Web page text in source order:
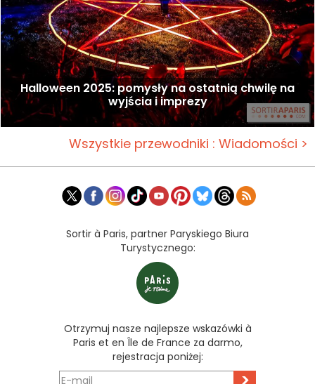
Halloween 2025: pomysły na ostatnią chwilę na
wyjścia i imprezy
Wszystkie przewodniki : Wiadomości >
Sortir à Paris, partner Paryskiego Biura
Turystycznego:
Otrzymuj nasze najlepsze wskazówki à
Paris et en Île de France za darmo,
rejestracja poniżej: